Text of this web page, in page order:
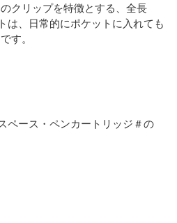
クリップを特徴とする、全長
は、日常的にポケットに入れても
す。
ペース・ペンカートリッジ＃の